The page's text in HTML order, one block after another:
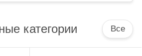
категории Все